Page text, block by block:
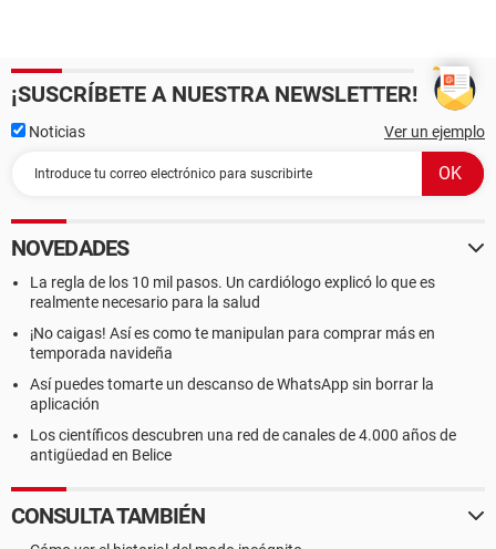
¡SUSCRÍBETE A NUESTRA NEWSLETTER!
Noticias Ver un ejemplo
NOVEDADES
La regla de los 10 mil pasos. Un cardiólogo explicó lo que es
realmente necesario para la salud
¡No caigas! Así es como te manipulan para comprar más en
temporada navideña
Así puedes tomarte un descanso de WhatsApp sin borrar la
aplicación
Los científicos descubren una red de canales de 4.000 años de
antigüedad en Belice
CONSULTA TAMBIÉN